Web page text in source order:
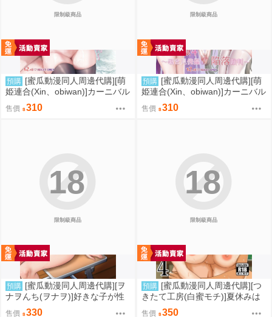
限制級商品
預購 [蜜瓜動漫同人周邊代購][萌
姫連合(Xin、obiwan)]カーニバル
43-混浴地獄3 ～幻月遊戯の性転
換裁判～(崩壞：星穹鐵道)(同人
售價 310
限制級商品
預購 [蜜瓜動漫同人周邊代購][萌
姫連合(Xin、obiwan)]カーニバル
44-混浴地獄4 ～覗き見傀儡の陥
落裁判～(崩壞：星穹鐵道)(同人
售價 310
限制級商品
18
預購 [蜜瓜動漫同人周邊代購][ヲ
ナヲんち(ヲナヲ)]好きな子が性
処理係に選ばれる話(同人誌)
售價 330
限制級商品
18
預購 [蜜瓜動漫同人周邊代購][つ
きたて工房(白蜜モチ)]夏休みは
お姉ちゃんといっしょに4(同人
售價 350